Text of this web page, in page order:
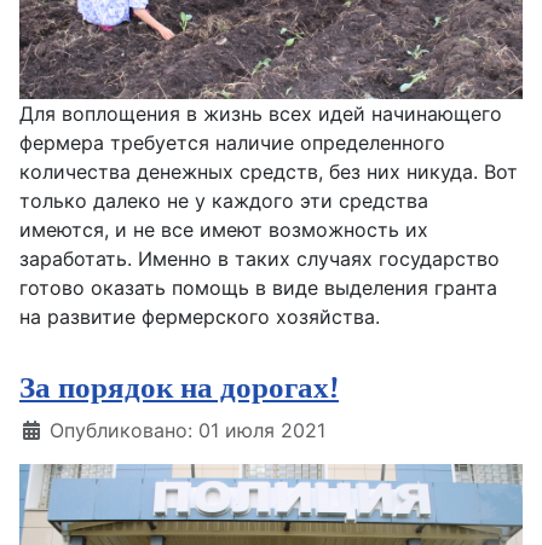
Для воплощения в жизнь всех идей начинающего
фермера требуется наличие определенного
количества денежных средств, без них никуда. Вот
только далеко не у каждого эти средства
имеются, и не все имеют возможность их
заработать. Именно в таких случаях государство
готово оказать помощь в виде выделения гранта
на развитие фермерского хозяйства.
За порядок на дорогах!
Информация о материале
Опубликовано: 01 июля 2021